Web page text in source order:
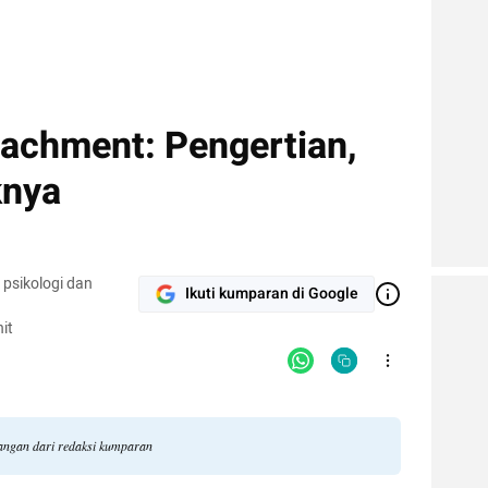
Pengertian,
dan
Ikuti kumparan di Google
dari redaksi kumparan